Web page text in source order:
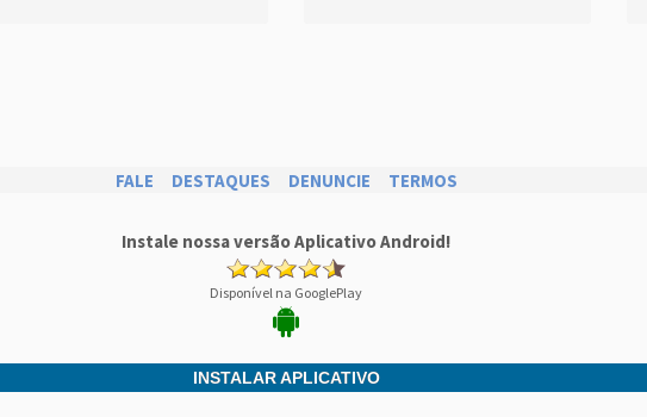
FALE DESTAQUES DENUNCIE TERMOS
Instale nossa versão Aplicativo Android!
Disponível na GooglePlay
INSTALAR APLICATIVO